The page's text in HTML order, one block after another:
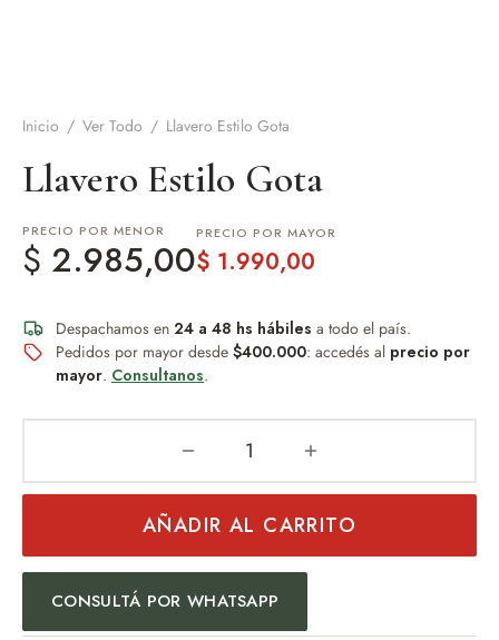
Inicio / Ver Todo / Llavero Estilo Gota
Llavero Estilo Gota
PRECIO POR MENOR
$ 2.985,00
PRECIO POR MAYOR
$ 1.990,00
Despachamos en 24 a 48 hs hábiles a todo el país.
Pedidos por mayor desde $400.000: accedés al precio por
mayor. Consultanos.
AÑADIR AL CARRITO
CONSULTÁ POR WHATSAPP
y accesorios